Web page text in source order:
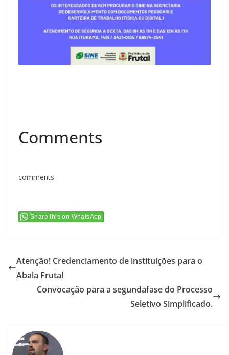
Comments
comments
Share this on WhatsApp
Atenção! Credenciamento de instituições para o
Abala Frutal
Convocação para a segundafase do Processo
Seletivo Simplificado.